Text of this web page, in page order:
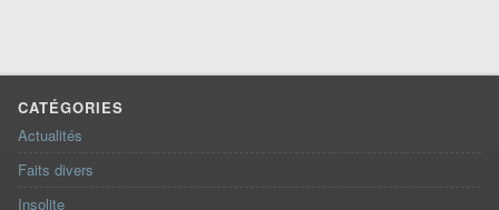
CATÉGORIES
Actualités
Faits divers
Insolite